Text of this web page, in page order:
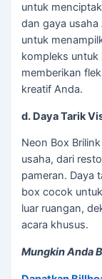
untuk
dan gaya
untuk
kompleks untuk
memberikan
kreatif Anda.
d. Daya Tarik
Neon Box
usaha, dari
pameran. Daya
box cocok
luar ruangan,
acara khusus.
Mungkin Anda